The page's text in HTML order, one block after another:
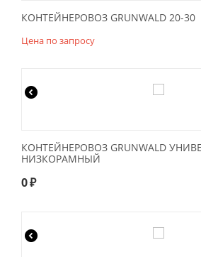
КОНТЕЙНЕРОВОЗ GRUNWALD 20-30
Цена по запросу
КОНТЕЙНЕРОВОЗ GRUNWALD
НИЗКОРАМНЫЙ
0₽